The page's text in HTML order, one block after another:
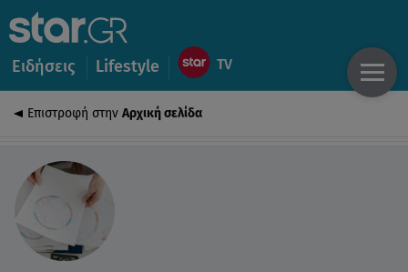
Ειδήσεις Lifestyle
Επιστροφή στην Αρχική σελίδα